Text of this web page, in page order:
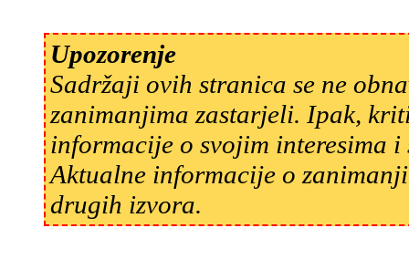
Upozorenje
Sadržaji ovih stranica se ne
zanimanjima zastarjeli. Ipak,
informacije o svojim interesima
Aktualne informacije o
drugih izvora.